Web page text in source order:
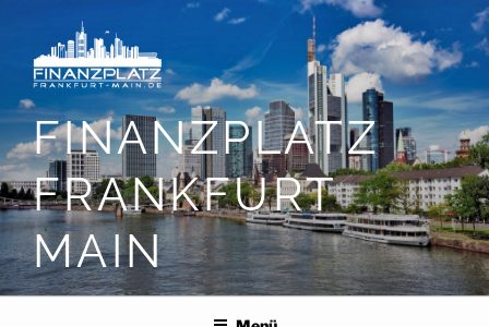
springen
FINANZPLATZ
FRANKFURT
MAIN